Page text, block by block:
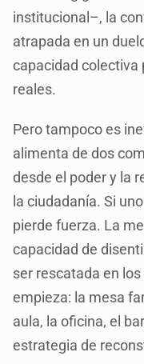
institucional–, la
atrapada en un
capacidad
reales.
Pero tampoco es
alimenta de dos
desde el poder y la
la ciudadanía. Si
pierde fuerza. La
capacidad de
ser rescatada en
empieza: la mesa
aula, la oficina, el
estrategia de